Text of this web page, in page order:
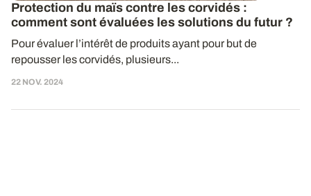
Protection du maïs contre les corvidés :
comment sont évaluées les solutions du futur ?
Pour évaluer l’intérêt de produits ayant pour but de
repousser les corvidés, plusieurs...
22 NOV. 2024